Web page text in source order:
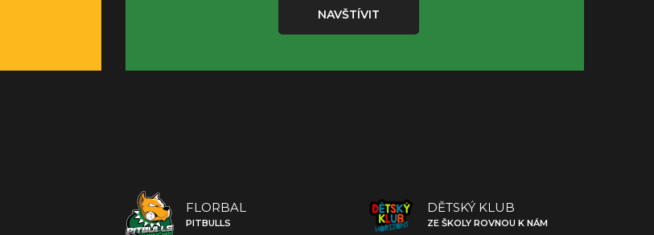
NAVŠTÍVIT
FLORBAL
PITBULLS
DĚTSKÝ KLUB
ZE ŠKOLY ROVNOU K NÁM